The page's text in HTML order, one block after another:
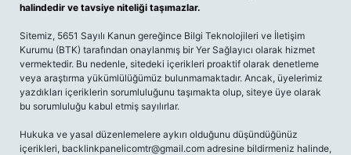
halindedir ve tavsiye niteliği taşımazlar.
Sitemiz, 5651 Sayılı Kanun gereğince Bilgi Teknolojileri ve İletişim
Kurumu (BTK) tarafından onaylanmış bir Yer Sağlayıcı olarak hizmet
vermektedir. Bu nedenle, sitedeki içerikleri proaktif olarak denetleme
veya araştırma yükümlülüğümüz bulunmamaktadır. Ancak, üyelerimiz
yazdıkları içeriklerin sorumluluğunu taşımakta olup, siteye üye olarak
bu sorumluluğu kabul etmiş sayılırlar.
Hukuka ve yasal düzenlemelere aykırı olduğunu düşündüğünüz
içerikleri, backlinkpanelicomtr@gmail.com adresine bildirmeniz halinde,